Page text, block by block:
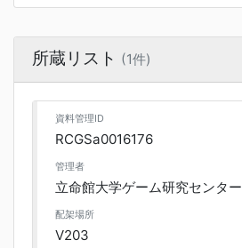
所蔵リスト (1件)
資料管理ID
RCGSa0016176
管理者
立命館大学ゲーム研究センター
配架場所
V203